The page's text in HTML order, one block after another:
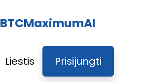
BTCMaximumAI
Liestis Prisijungti